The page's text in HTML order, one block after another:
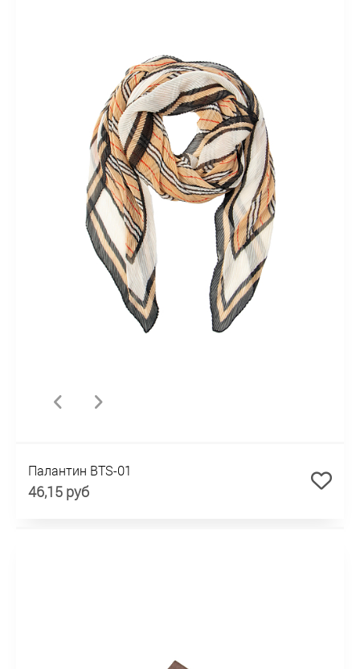
Палантин BTS-01
46,15 руб